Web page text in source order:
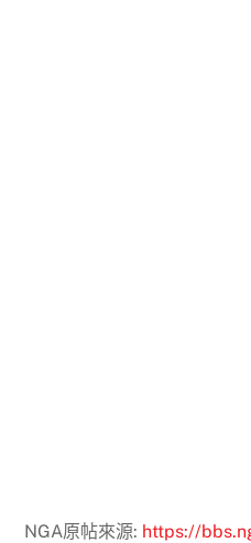
NGA原帖來源: https://